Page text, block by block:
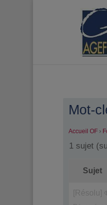
Mot-
Accueil OF ›
1 sujet
Sujet